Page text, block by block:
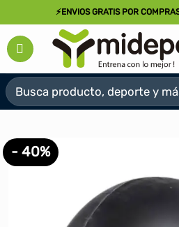
al
contenido
⚡ENVIOS GRATIS POR
Buscar
por:
- 40%